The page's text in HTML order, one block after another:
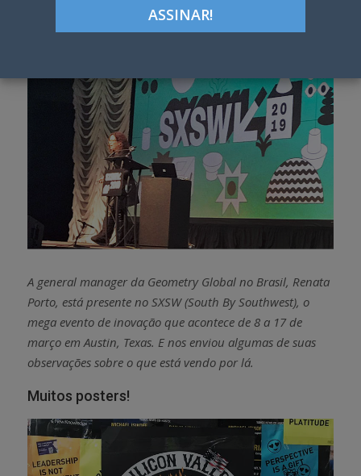
A general manager da Geometry Global no Brasil, Renata
Porto, está presente no SXSW (South By Southwest), o
mega evento de inovação que acontece de 8 a 17 de
março em Austin, Texas. E nos enviou algumas de suas
observações sobre o que está vendo por lá.
Muitos posters!